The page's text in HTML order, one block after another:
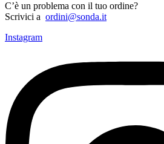
C’è un problema con il tuo ordine?
Scrivici a ordini@sonda.it
Instagram